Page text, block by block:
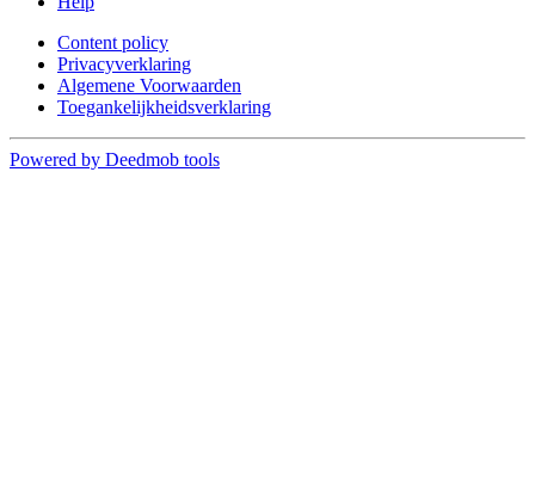
Content policy
Privacyverklaring
Algemene Voorwaarden
Toegankelijkheidsverklaring
Powered by Deedmob tools